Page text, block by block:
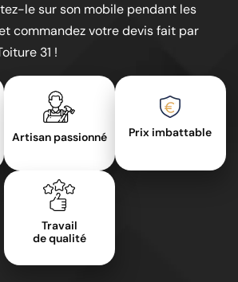
le sur son mobile pendant les
commandez votre devis fait par
31 !
Artisan passionné Prix imbattable
Travail
de qualité